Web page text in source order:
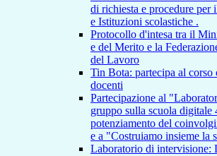
di richiesta e procedure
e Istituzioni scolastiche .
Protocollo d'intesa tra il
e del Merito e la
del Lavoro
Tin Bota: partecipa al
docenti
Partecipazione al
gruppo sulla scuola digitale
potenziamento del
e a "Costruiamo insieme la
Laboratorio di intervisione: